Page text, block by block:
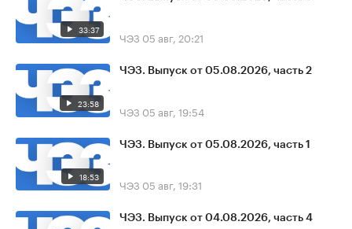
33:37 ЧЭЗ 05 авг, 20:21
23:58
ЧЭЗ. Выпуск от 05.08.2026, часть 2
ЧЭЗ 05 авг, 19:54
18:53
ЧЭЗ. Выпуск от 05.08.2026, часть 1
ЧЭЗ 05 авг, 19:31
ЧЭЗ. Выпуск от 04.08.2026, часть 4